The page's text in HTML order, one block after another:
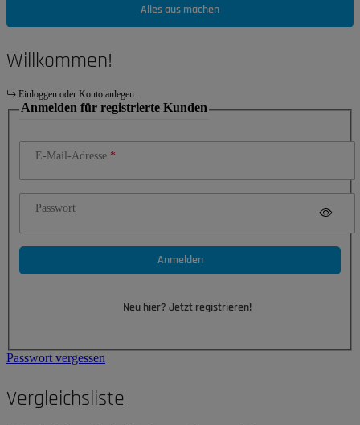
Alles aus machen
Willkommen!
Einloggen oder Konto anlegen.
Anmelden für registrierte Kunden
E-Mail-Adresse
Passwort
Anmelden
Neu hier? Jetzt registrieren!
Passwort vergessen
Vergleichsliste